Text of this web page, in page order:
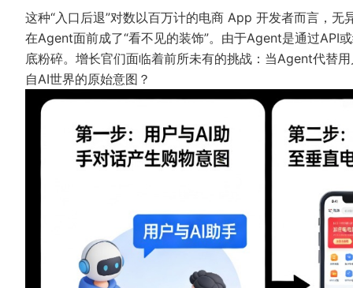
这种“入口后退”对数以百万计的电商 App 开发者而言，
在Agent面前成了“看不见的装饰”。由于Agent是通过API
底粉碎。增长官们面临着前所未有的挑战：当Agent代替
自AI世界的原始意图？